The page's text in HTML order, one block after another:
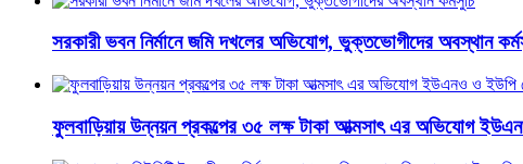
সরকারী ভবন নির্মানে জমি দখলের অভিযোগ, ভুক্তভোগীদের অবস্থান
ফুলবাড়িয়ায় উন্নয়ন প্রকল্পের ৩৫ লক্ষ টাকা আত্মসাৎ এর অভিযোগ